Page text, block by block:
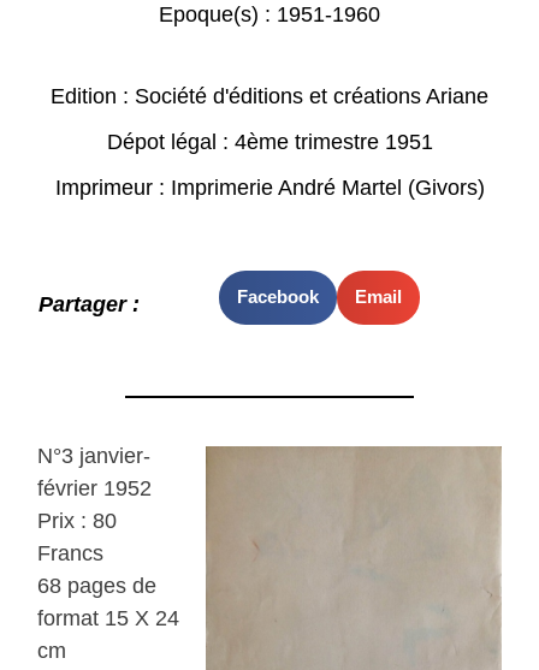
Epoque(s) : 1951-1960
Edition : Société d'éditions et créations Ariane
Dépot légal : 4ème trimestre 1951
Imprimeur : Imprimerie André Martel (Givors)
Partager : Facebook Email
N°3 janvier-
février 1952
Prix : 80
Francs
68 pages de
format 15 X 24
cm